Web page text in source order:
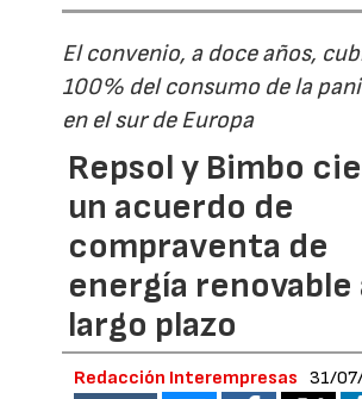
El convenio, a doce años,
100% del consumo de la
en el sur de Europa
Repsol y Bimbo
un acuerdo de
compraventa de
energía renovable
largo plazo
Redacción Interempresas 31/